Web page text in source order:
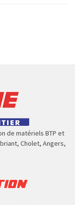
de matériels BTP et
Cholet, Angers,